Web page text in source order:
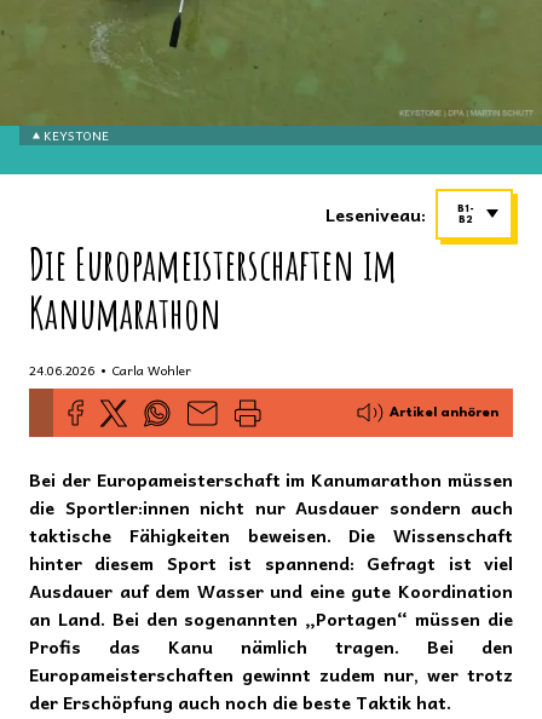
KEYSTONE
Leseniveau:
B1-
B2
Die Europameisterschaften im
Kanumarathon
24.06.2026 • Carla Wohler
Artikel anhören
Bei der Europameisterschaft im Kanumarathon müssen
die Sportler:innen nicht nur Ausdauer sondern auch
taktische Fähigkeiten beweisen. Die Wissenschaft
hinter diesem Sport ist spannend: Gefragt ist viel
Ausdauer auf dem Wasser und eine gute Koordination
an Land. Bei den sogenannten „Portagen“ müssen die
Profis das Kanu nämlich tragen. Bei den
Europameisterschaften gewinnt zudem nur, wer trotz
der Erschöpfung auch noch die beste Taktik hat.